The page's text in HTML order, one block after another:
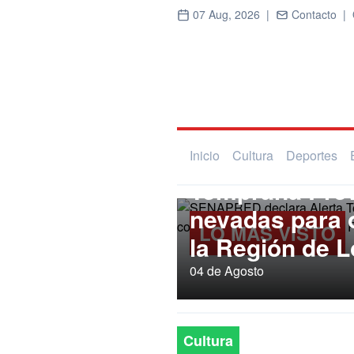
07 Aug, 2026 | Contacto |
Inicio Cultura Deportes
LO MÁS VISTO
SENAPRED
Temprana
nevadas para
la Región de
04 de Agosto
Cultura